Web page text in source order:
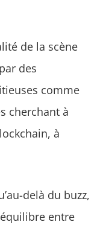
de la scène
des
comme
cherchant à
à
delà du buzz,
entre